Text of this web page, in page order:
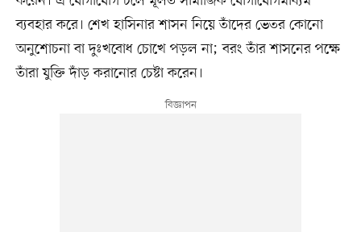
ব্যবহার করে। শেখ হাসিনার শাসন নিয়ে তাঁদের ভেতর কোনো
অনুশোচনা বা দুঃখবোধ চোখে পড়ল না; বরং তাঁর শাসনের পক্ষে
তাঁরা যুক্তি দাঁড় করানোর চেষ্টা করেন।